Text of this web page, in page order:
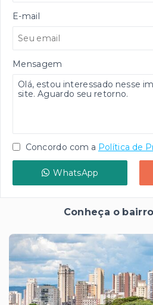
E-mail
Mensagem
Concordo com a Política de
WhatsApp
Conheça o